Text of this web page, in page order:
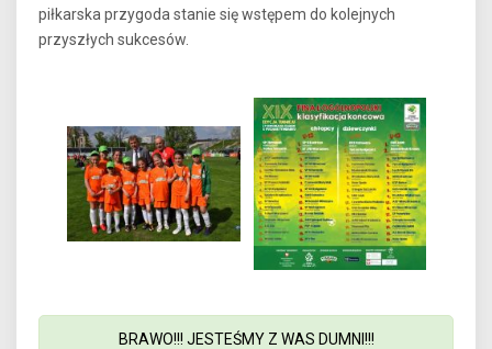
piłkarska przygoda stanie się wstępem do kolejnych
przyszłych sukcesów.
BRAWO!!! JESTEŚMY Z WAS DUMNI!!!